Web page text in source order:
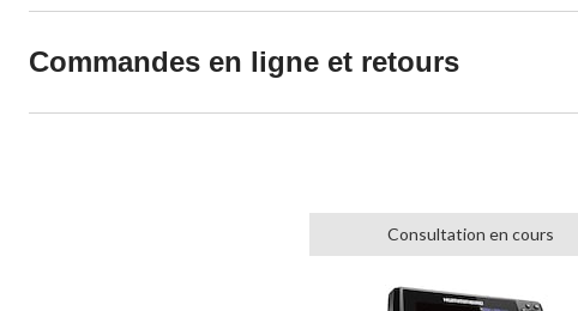
Commandes en ligne et retours
Consultation en cours